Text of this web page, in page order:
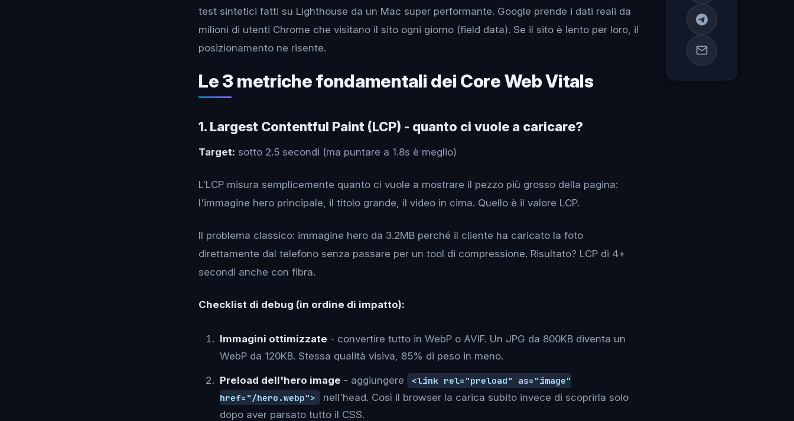
test sintetici fatti su Lighthouse da un Mac super performante. Google prende i dati reali da
milioni di utenti Chrome che visitano il sito ogni giorno (field data). Se il sito è lento per loro, il
posizionamento ne risente.
Le 3 metriche fondamentali dei Core Web Vitals
1. Largest Contentful Paint (LCP) - quanto ci vuole a caricare?
Target: sotto 2.5 secondi (ma puntare a 1.8s è meglio)
L'LCP misura semplicemente quanto ci vuole a mostrare il pezzo più grosso della pagina:
l'immagine hero principale, il titolo grande, il video in cima. Quello è il valore LCP.
Il problema classico: immagine hero da 3.2MB perché il cliente ha caricato la foto
direttamente dal telefono senza passare per un tool di compressione. Risultato? LCP di 4+
secondi anche con fibra.
Checklist di debug (in ordine di impatto):
Immagini ottimizzate - convertire tutto in WebP o AVIF. Un JPG da 800KB diventa un
WebP da 120KB. Stessa qualità visiva, 85% di peso in meno.
Preload dell'hero image - aggiungere
<link rel="preload" as="image"
href="/hero.webp">
nell'head. Così il browser la carica subito invece di scoprirla solo
dopo aver parsato tutto il CSS.